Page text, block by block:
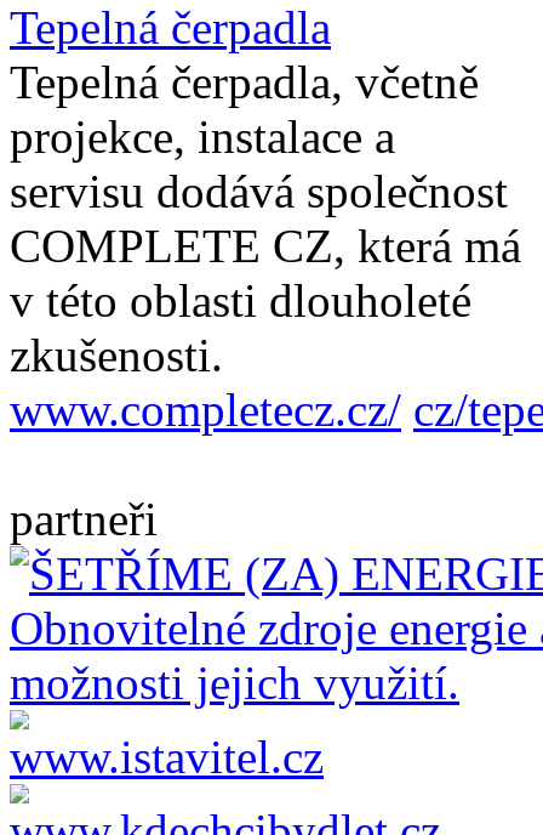
Tepelná čerpadla
Tepelná čerpadla, včetně
projekce, instalace a
servisu dodává společnost
COMPLETE CZ, která má
v této oblasti dlouholeté
zkušenosti.
www.completecz.cz/ cz/
partneři